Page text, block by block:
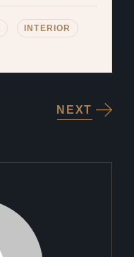
INTERIOR
NEXT